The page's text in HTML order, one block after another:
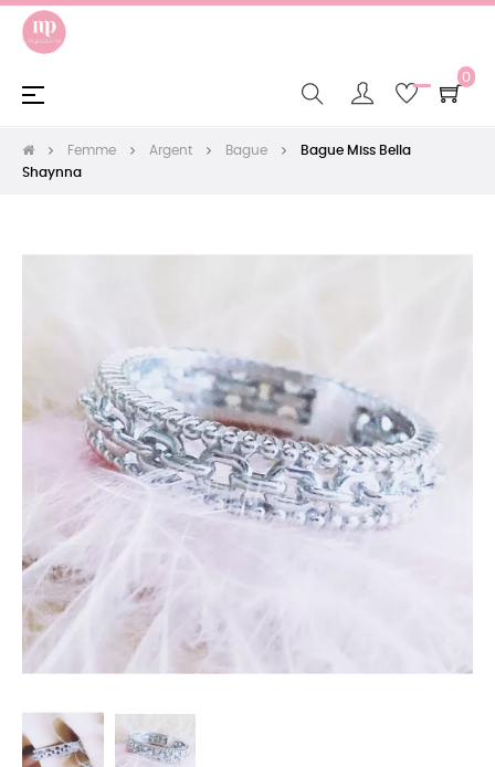
0
Basculer
☰
Femme Argent Bague
Bague Miss Bella
Shaynna